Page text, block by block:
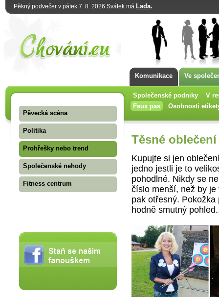
Pěkný podvečer v pátek 7. 8. 2026 Svátek má Lada.
Komunikace Ve
Společenské podniky
V
Faux pas
Osobnosti
Pěvecká scéna
Politika
Prohřešky nebo trend
Společenské nehody
Fitness centrum
Těsné oblečení
Kupujte si jen
jedno jestli je to
pohodlné. Nikdy se
číslo menší, než by je
pak otřesný.
hodně smutný